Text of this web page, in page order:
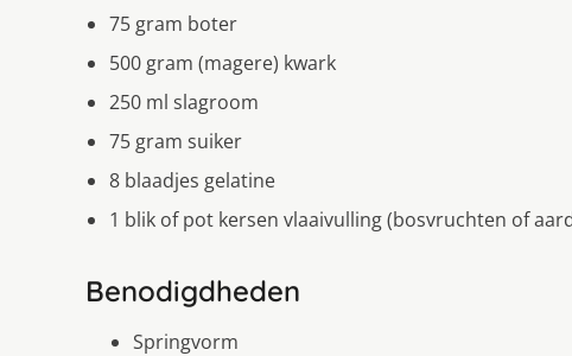
75 gram boter
500 gram (magere) kwark
250 ml slagroom
75 gram suiker
8 blaadjes gelatine
1 blik of pot kersen vlaaivulling (bosvruchten of
Benodigdheden
Springvorm